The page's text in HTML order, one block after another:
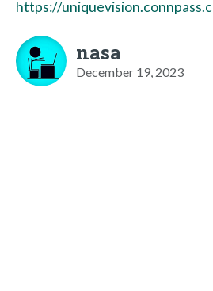
https://
nasa
December 19, 2023